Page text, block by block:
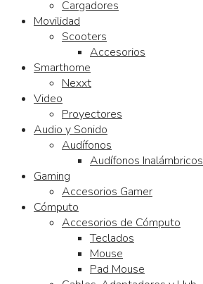
Cargadores
Movilidad
Scooters
Accesorios
Smarthome
Nexxt
Video
Proyectores
Audio y Sonido
Audífonos
Audífonos Inalámbricos
Gaming
Accesorios Gamer
Cómputo
Accesorios de Cómputo
Teclados
Mouse
Pad Mouse